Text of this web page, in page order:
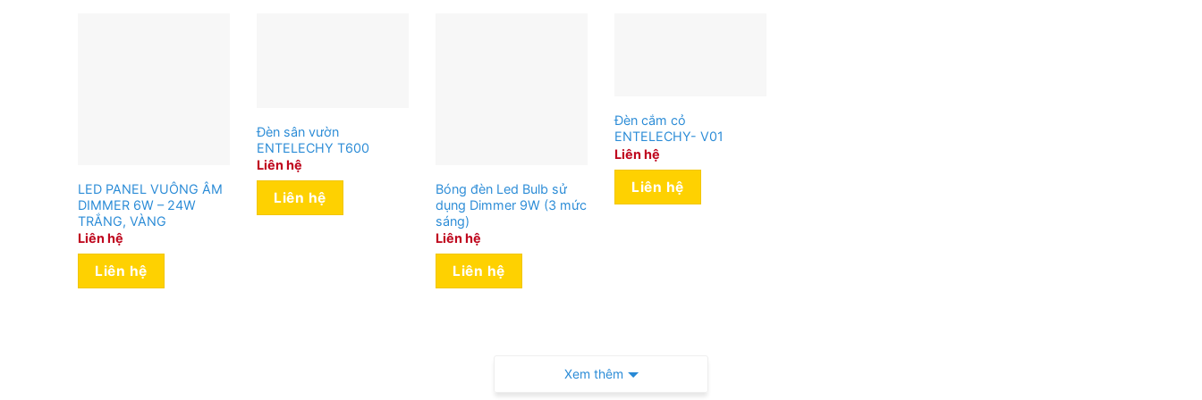
LED PANEL VUÔNG ÂM
DIMMER 6W – 24W
TRẮNG, VÀNG
Liên hệ
Liên hệ
Đèn sân vườn
ENTELECHY T600
Liên hệ
Liên hệ
Bóng đèn Led Bulb sử
dụng Dimmer 9W (3 mức
sáng)
Liên hệ
Liên hệ
Đèn cắm cỏ
ENTELECHY- V01
Liên hệ
Liên hệ
Xem thêm